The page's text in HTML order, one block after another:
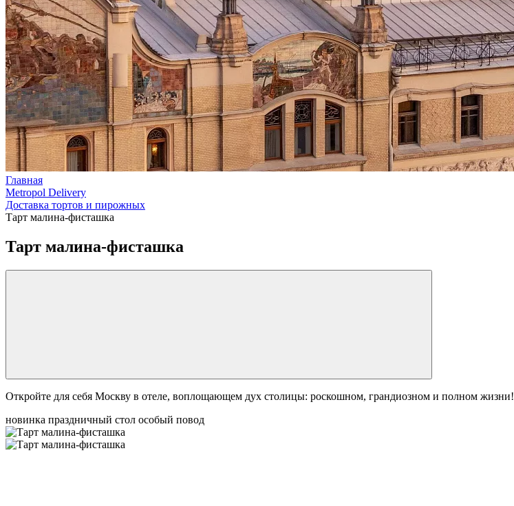
Главная
Metropol Delivery
Доставка тортов и пирожных
Тарт малина-фисташка
Тарт малина-фисташка
Откройте для себя Москву в отеле, воплощающем дух столицы: роскошном, грандиозном и полном жизни!
новинка праздничный стол особый повод